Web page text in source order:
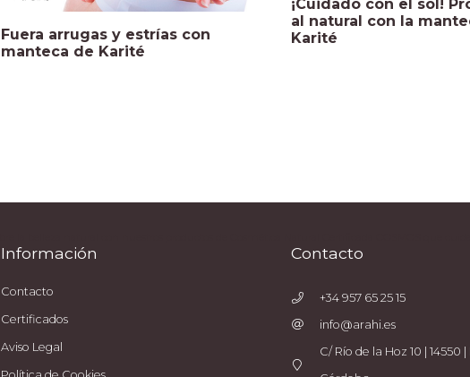
Fuera arrugas y estrías con
manteca de Karité
¡Cuidado con el sol!
al natural con la
Karité
Información
Contacto
Certificados
Aviso Legal
Contacto
+34 957 65 25 15
info@arahi.es
C/ Río de la Hoz 10 | 14550 |